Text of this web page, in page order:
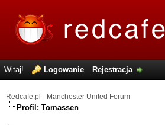
Witaj! Logowanie Rejestracja
Redcafe.pl - Manchester United Forum
Profil: Tomassen